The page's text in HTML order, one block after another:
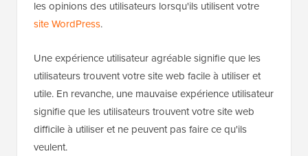
les opinions des utilisateurs lorsqu'ils utilisent votre
site WordPress.
Une expérience utilisateur agréable signifie que les
utilisateurs trouvent votre site web facile à utiliser et
utile. En revanche, une mauvaise expérience utilisateur
signifie que les utilisateurs trouvent votre site web
difficile à utiliser et ne peuvent pas faire ce qu'ils
veulent.